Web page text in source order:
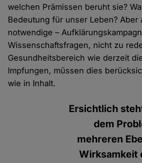
welchen Prämissen beruht sie?
Bedeutung für unser Leben? Aber
notwendige –
Wissenschaftsfragen, nicht zu
Gesundheitsbereich wie derzeit
Impfungen, müssen dies
wie in Inhalt.
Ersichtlich
dem
mehreren
Wirksamkeit